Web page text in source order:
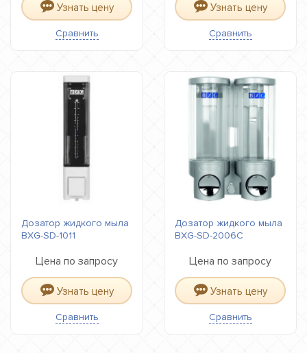
Узнать цену
Сравнить
Узнать цену
Сравнить
Дозатор жидкого мыла
BXG-SD-1011
Цена по запросу
Узнать цену
Сравнить
Дозатор жидкого мыла
BXG-SD-2006С
Цена по запросу
Узнать цену
Сравнить